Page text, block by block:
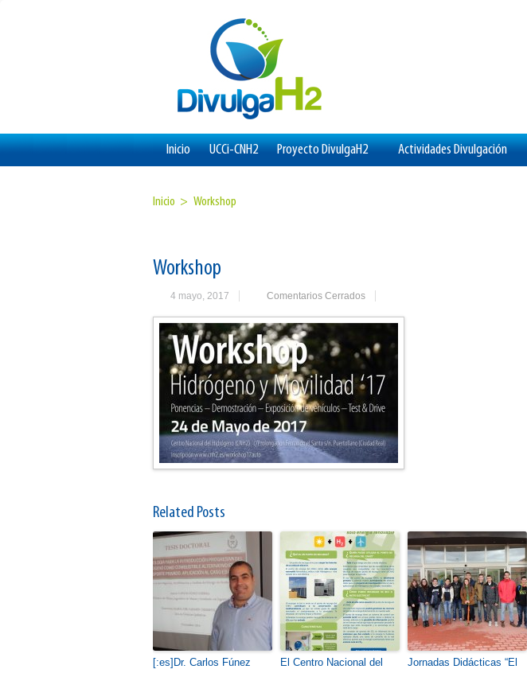
Inicio UCCi-CNH2 Proyecto DivulgaH2 Actividades Divulgación
Inicio > Workshop
Workshop
4 mayo, 2017 Comentarios Cerrados
Related Posts
[:es]Dr. Carlos Fúnez
El Centro Nacional del
Jornadas Didácticas “El